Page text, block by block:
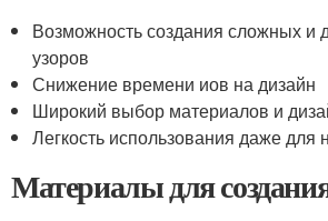
Возможность создания сложных и
узоров
Снижение времени иов на дизайн
Широкий выбор материалов и
Легкость использования даже
Материалы для